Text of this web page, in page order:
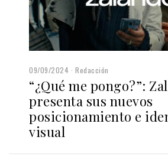
09/09/2024 Redacción
“¿Qué me pongo?”:
presenta sus nuevos
posicionamiento e
visual